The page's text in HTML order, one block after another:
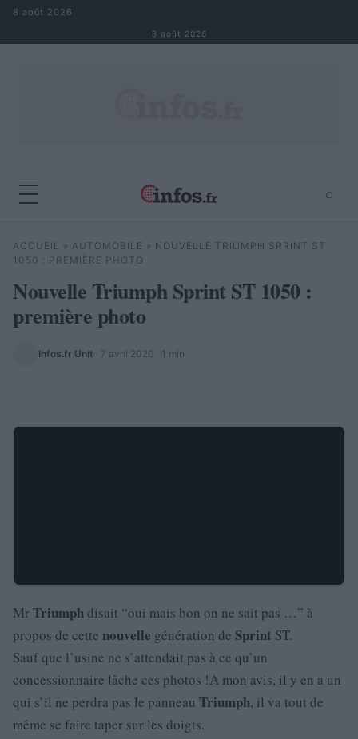
Aller au contenu
8 août 2026
8 août 2026
⌕
Rechercher ⌕
ACCUEIL » AUTOMOBILE » NOUVELLE TRIUMPH SPRINT ST
1050 : PREMIÈRE PHOTO
Nouvelle Triumph Sprint ST 1050 :
première photo
Infos.fr Unit · 7 avril 2020 · 1 min
MrTriumphdisait “oui mais bon on ne sait pas …” à
propos de cette nouvelle génération de Sprint ST.
Sauf que l’usine ne s’attendait pas à ce qu’un
concessionnaire lâche ces photos !A mon avis, il y en a un
qui s’il ne perdra pas le panneau Triumph, il va tout de
même se faire taper sur les doigts.